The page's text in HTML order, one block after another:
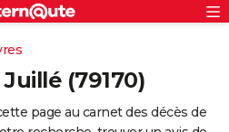
(79170)
page au carnet des décès de